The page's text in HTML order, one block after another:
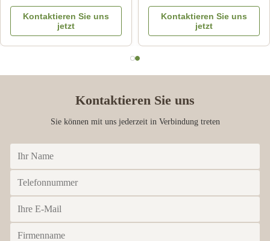
kindersicheren Matte
Lamination druckt
Kontaktieren Sie uns
jetzt
Lebensmittel mit Farbe
Logo Embossed des
Metalldeckel-CMYK
Kontaktieren Sie uns
jetzt
Kontaktieren Sie uns
Sie können mit uns jederzeit in Verbindung treten